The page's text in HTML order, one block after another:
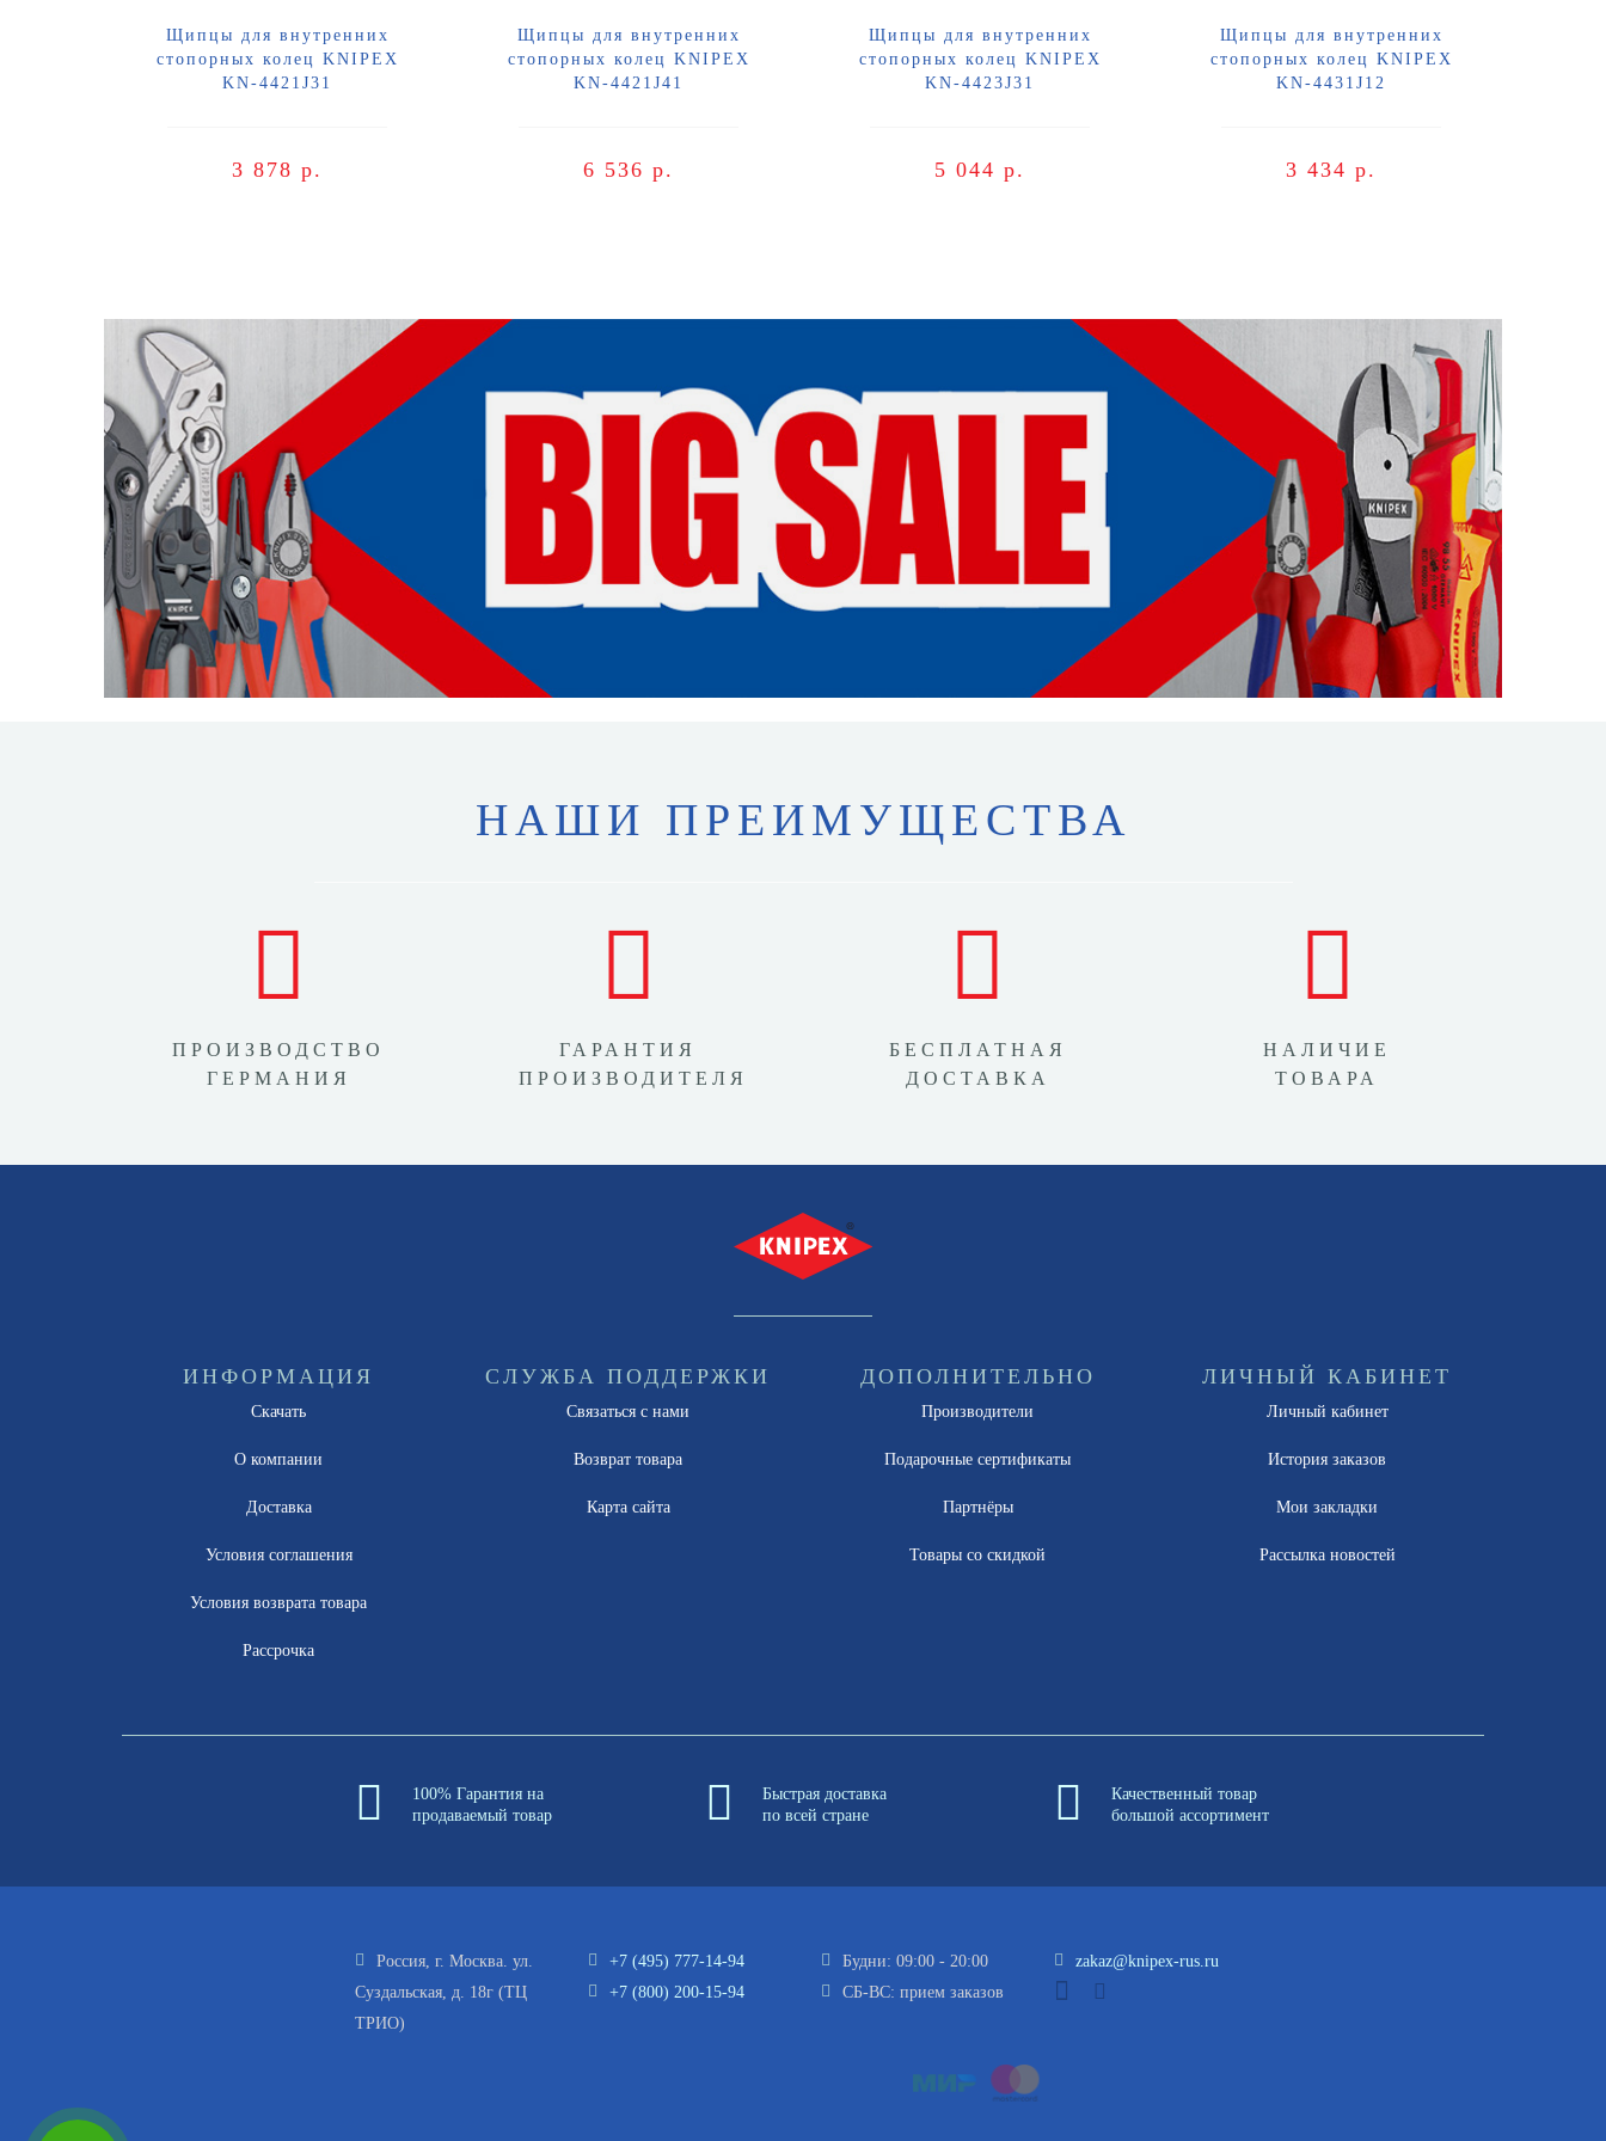
Щипцы для внутренних
стопорных колец KNIPEX
KN-4421J31
3 878 р.
Щипцы для внутренних
стопорных колец KNIPEX
KN-4421J41
6 536 р.
Щипцы для внутренних
стопорных колец KNIPEX
KN-4423J31
5 044 р.
Щипцы для внутренних
стопорных колец KNIPEX
KN-4431J12
3 434 р.
НАШИ ПРЕИМУЩЕСТВА
ПРОИЗВОДСТВО
ГЕРМАНИЯ
ГАРАНТИЯ
ПРОИЗВОДИТЕЛЯ
БЕСПЛАТНАЯ
ДОСТАВКА
НАЛИЧИЕ
ТОВАРА
ИНФОРМАЦИЯ
Скачать
О компании
Доставка
Условия соглашения
Условия возврата товара
Рассрочка
СЛУЖБА ПОДДЕРЖКИ
Связаться с нами
Возврат товара
Карта сайта
ДОПОЛНИТЕЛЬНО
Производители
Подарочные сертификаты
Партнёры
Товары со скидкой
ЛИЧНЫЙ КАБИНЕТ
Личный кабинет
История заказов
Мои закладки
Рассылка новостей
100% Гарантия на
продаваемый товар
Быстрая доставка
по всей стране
Качественный товар
большой ассортимент
Россия, г. Москва. ул.
Суздальская, д. 18г (ТЦ
ТРИО)
+7 (495) 777-14-94
+7 (800) 200-15-94
Будни: 09:00 - 20:00
СБ-ВС: прием заказов
zakaz@knipex-rus.ru